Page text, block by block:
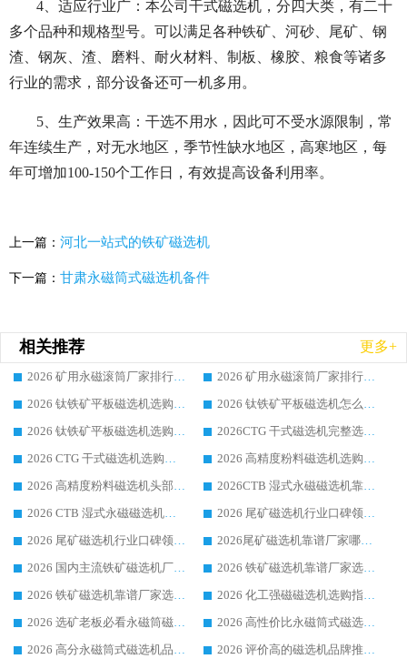
4、适应行业广：本公司干式磁选机，分四大类，有二十
多个品种和规格型号。可以满足各种铁矿、河砂、尾矿、钢
渣、钢灰、渣、磨料、耐火材料、制板、橡胶、粮食等诸多
行业的需求，部分设备还可一机多用。
5、生产效果高：干选不用水，因此可不受水源限制，常
年连续生产，对无水地区，季节性缺水地区，高寒地区，每
年可增加100-150个工作日，有效提高设备利用率。
上一篇： 河北一站式的铁矿磁选机
下一篇： 甘肃永磁筒式磁选机备件
相关推荐 更多+
2026 矿用永磁滚筒厂家排行榜选购干货指南 行业口碑标杆华体会手机网页版-华体会(中国) 实力出众
2026 矿用永磁滚筒厂家排行榜选购指南，行业口碑领域强者华体会手机网页版-华体会(中国)
2026 钛铁矿平板磁选机选购全攻略 市场公认优质品牌厂家实力排行榜
2026 钛铁矿平板磁选机怎么选 靠谱生产企业实力排行榜选购参考攻略
2026 钛铁矿平板磁选机选购指南 行业口碑优选品牌生产企业实力排行榜
2026CTG 干式磁选机完整选购指南 行业口碑顶尖靠谱生产龙头厂家实力推荐
2026 CTG 干式磁选机选购指南|行业口碑靠谱生产厂家领域强者推荐
2026 高精度粉料磁选机选购全攻略 行业优质品牌华体会手机网页版-华体会(中国) 实力深度解析
2026 高精度粉料磁选机头部厂家选购指南 行业口碑靠谱品牌推荐 领域强者华体会手机网页版-华体会(中国) 解析
2026CTB 湿式永磁磁选机靠谱厂家实力排行榜 铁矿选矿设备采购全流程选购指南
2026 CTB 湿式永磁磁选机选购指南|行业口碑良好品牌推荐，领域强者华体会手机网页版-华体会(中国)
2026 尾矿磁选机行业口碑领域强者，源头直供国内主流厂家华体会手机网页版-华体会(中国) 一站式服务
2026 尾矿磁选机行业口碑领域强者，源头直供国内主流厂家华体会手机网页版-华体会(中国) 一站式服务
2026尾矿磁选机靠谱厂家哪家好 行业口碑领域强者华体会手机网页版-华体会(中国) 推荐
2026 国内主流铁矿磁选机厂家选购指南|行业口碑好品牌推荐，领域强者华体会手机网页版-华体会(中国)
2026 铁矿磁选机靠谱厂家选购全攻略 行业标杆华体会手机网页版-华体会(中国) 设备性价比出众
2026 铁矿磁选机靠谱厂家选购指南，领域强者华体会手机网页版-华体会(中国) 铁矿磁选机性价比高
2026 化工强磁磁选机选购指南 5 家行业口碑靠谱厂家领域强者推荐
2026 选矿老板必看永磁筒磁选机推荐 行业头部品牌口碑设备选购全攻略
2026 高性价比永磁筒式磁选机品牌盘点 行业强者口碑实测选购完整指南
2026 高分永磁筒式磁选机品牌推荐 选矿设备强者对比测评采购避坑全攻略
2026 评价高的磁选机品牌推荐选购指南，永磁筒式磁选机设备领域强者全景行业口碑解析